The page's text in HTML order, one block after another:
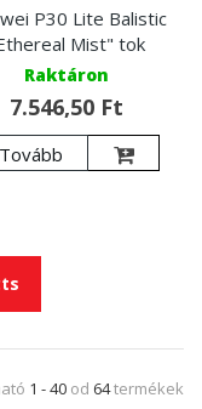
P30 Lite Balistic
Mist" tok
Raktáron
7.546,50 Ft
Tovább
1 - 40 od 64termékek